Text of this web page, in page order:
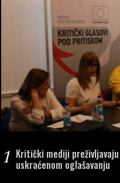
1 Kritički mediji
uskraćenom oglašavanju